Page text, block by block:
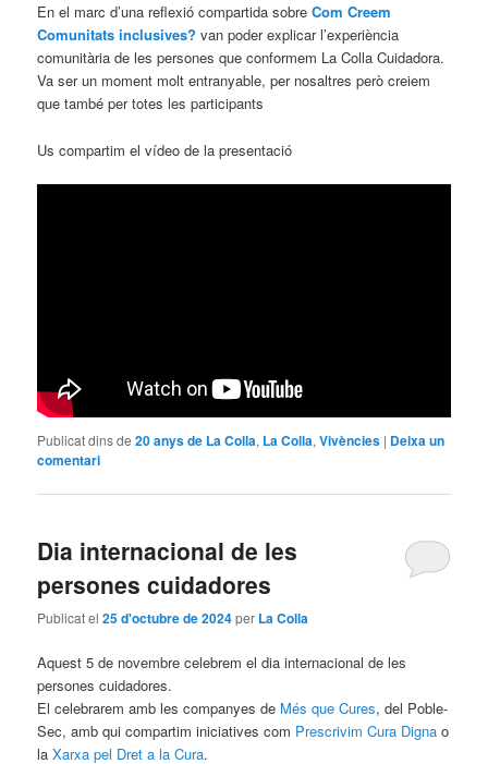
En el marc d’una reflexió compartida sobre Com Creem
Comunitats inclusives? van poder explicar l’experiència
comunitària de les persones que conformem La Colla Cuidadora.
Va ser un moment molt entranyable, per nosaltres però creiem
que també per totes les participants
Us compartim el vídeo de la presentació
Publicat dins de 20 anys de La Colla, La Colla,Vivències | Deixa un
comentari
Dia internacional de les
persones cuidadores
Publicat el25 d'octubre de 2024per La Colla
Aquest 5 de novembre celebrem el dia internacional de les
persones cuidadores.
El celebrarem amb les companyes de Més que Cures, del Poble-
Sec, amb qui compartim iniciatives com Prescrivim Cura Digna o
laXarxa pel Dret a la Cura.